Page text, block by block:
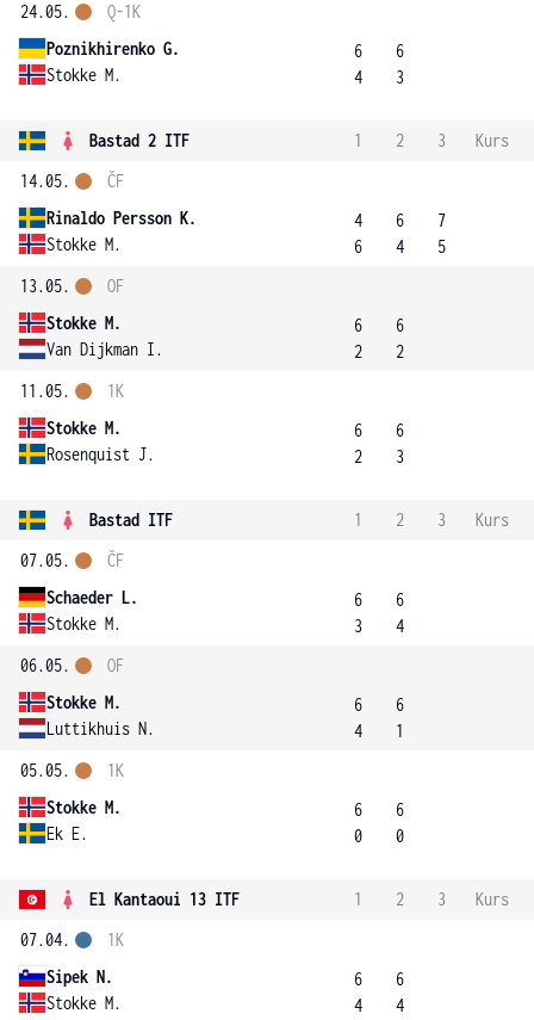
24.05.
Poznikhirenko G.
Stokke M.
Q-1K
6
4
6
3
Bastad 2 ITF 1 2 3
Kurs
14.05.
Rinaldo Persson K.
Stokke M.
ČF
4
6
6
4
7
5
13.05.
Stokke M.
Van Dijkman I.
OF
6
2
6
2
11.05.
Stokke M.
Rosenquist J.
1K
6
2
6
3
Bastad ITF 1 2 3
Kurs
07.05.
Schaeder L.
Stokke M.
ČF
6
3
6
4
06.05.
Stokke M.
Luttikhuis N.
OF
6
4
6
1
05.05.
Stokke M.
Ek E.
1K
6
0
6
0
El Kantaoui 13 ITF 1 2 3
Kurs
07.04.
Sipek N.
Stokke M.
1K
6
4
6
4